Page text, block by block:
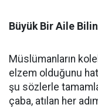
Büyük Bir Aile
Müslümanların
elzem olduğunu
şu sözlerle
çaba, atılan her